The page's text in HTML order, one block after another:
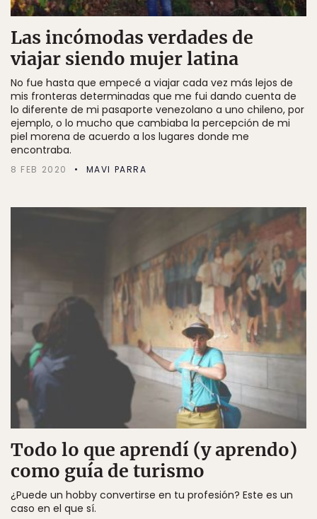
Las incómodas verdades de
viajar siendo mujer latina
No fue hasta que empecé a viajar cada vez más lejos de
mis fronteras determinadas que me fui dando cuenta de
lo diferente de mi pasaporte venezolano a uno chileno, por
ejemplo, o lo mucho que cambiaba la percepción de mi
piel morena de acuerdo a los lugares donde me
encontraba.
8 FEB 2020 MAVI PARRA
Todo lo que aprendí (y aprendo)
como guía de turismo
¿Puede un hobby convertirse en tu profesión? Este es un
caso en el que sí.